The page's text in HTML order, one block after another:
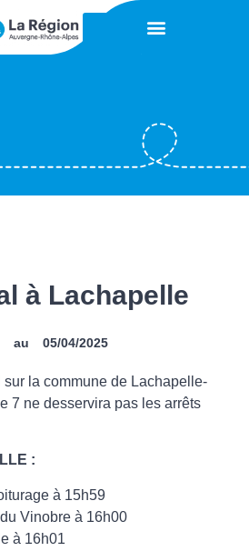
à Lachapelle
au 05/04/2025
la commune de Lachapelle-
7 ne desservira pas les arrêts
:
à 15h59
Vinobre à 16h00
à 16h01